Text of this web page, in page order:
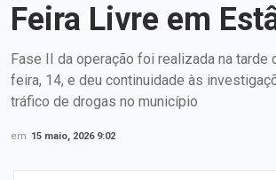
Feira Livre em
Fase II da operação foi realizada na tarde
feira, 14, e deu continuidade às
tráfico de drogas no município
em 15 maio, 2026 9:02